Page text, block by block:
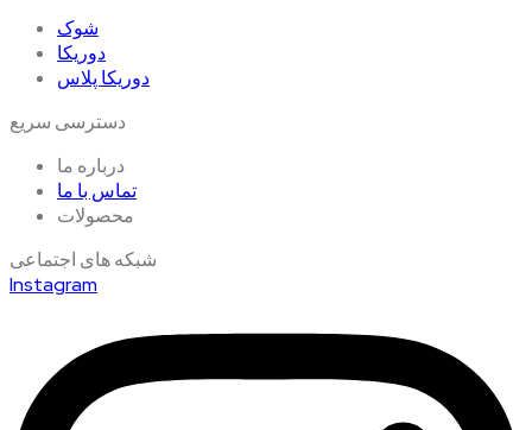
شوک
دوریکا
دوریکا پلاس
دسترسی سریع
درباره ما
تماس با ما
محصولات
شبکه های اجتماعی
Instagram